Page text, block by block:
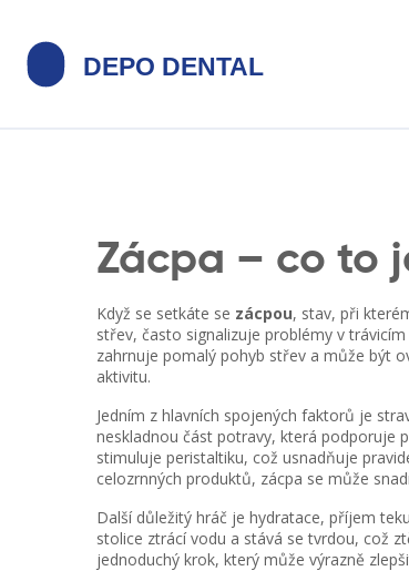
Zácpa – co to
Když se setkáte se zácpou, stav, při
střev, často signalizuje problémy v
zahrnuje pomalý pohyb střev a může být
aktivitu.
Jedním z hlavních spojených faktorů je
neskladnou část potravy, která podporuje
stimuluje peristaltiku, což usnadňuje
celozrnných produktů, zácpa se může
Další důležitý hráč je hydratace, příjem
stolice ztrácí vodu a stává se tvrdou, což
jednoduchý krok, který může výrazně